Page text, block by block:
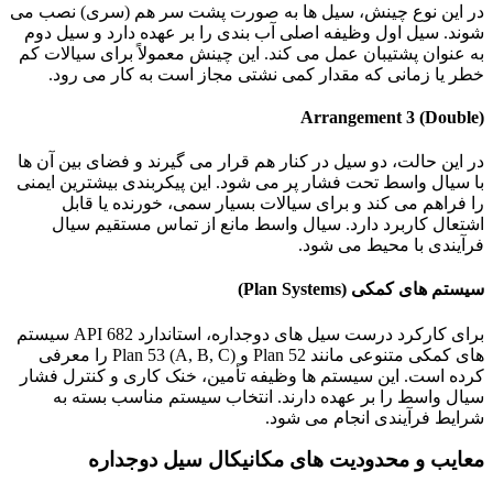
در این نوع چینش، سیل ها به صورت پشت سر هم (سری) نصب می
شوند. سیل اول وظیفه اصلی آب بندی را بر عهده دارد و سیل دوم
به عنوان پشتیبان عمل می کند. این چینش معمولاً برای سیالات کم
خطر یا زمانی که مقدار کمی نشتی مجاز است به کار می رود.
Arrangement 3 (Double)
در این حالت، دو سیل در کنار هم قرار می گیرند و فضای بین آن ها
با سیال واسط تحت فشار پر می شود. این پیکربندی بیشترین ایمنی
را فراهم می کند و برای سیالات بسیار سمی، خورنده یا قابل
اشتعال کاربرد دارد. سیال واسط مانع از تماس مستقیم سیال
فرآیندی با محیط می شود.
سیستم های کمکی (Plan Systems)
برای کارکرد درست سیل های دوجداره، استاندارد API 682 سیستم
های کمکی متنوعی مانند Plan 52 و Plan 53 (A, B, C) را معرفی
کرده است. این سیستم ها وظیفه تأمین، خنک کاری و کنترل فشار
سیال واسط را بر عهده دارند. انتخاب سیستم مناسب بسته به
شرایط فرآیندی انجام می شود.
معایب و محدودیت های مکانیکال سیل دوجداره